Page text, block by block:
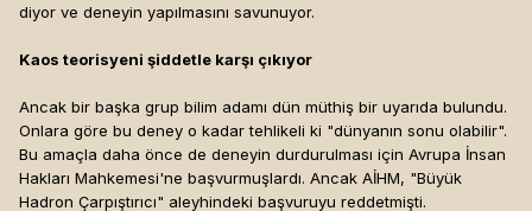
diyor ve deneyin yapılmasını savunuyor.
Kaos teorisyeni şiddetle karşı çıkıyor
Ancak bir başka grup bilim adamı dün müthiş bir uyarıda bulundu.
Onlara göre bu deney o kadar tehlikeli ki "dünyanın sonu olabilir".
Bu amaçla daha önce de deneyin durdurulması için Avrupa İnsan
Hakları Mahkemesi'ne başvurmuşlardı. Ancak AİHM, "Büyük
Hadron Çarpıştırıcı" aleyhindeki başvuruyu reddetmişti.